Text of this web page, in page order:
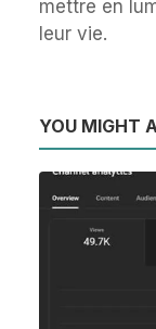
mettre en
leur vie.
YOU MIGHT